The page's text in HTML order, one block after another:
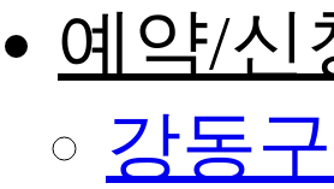
예약/신
강동